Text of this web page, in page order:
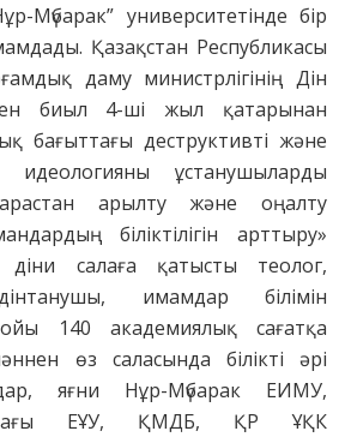
Мүбарак” университетінде бір
Қазақстан Республикасы
даму министрлігінің Дін
биыл 4-ші жыл қатарынан
бағыттағы деструктивті және
идеологияны ұстанушыларды
арылту және оңалту
біліктілігін арттыру»
діни салаға қатысты теолог,
имамдар білімін
140 академиялық сағатқа
өз саласында білікті әрі
яғни Нұр-Мүбарак ЕИМУ,
ЕҰУ, ҚМДБ, ҚР ҰҚК